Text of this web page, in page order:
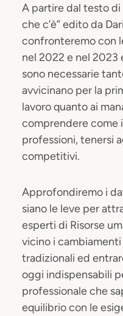
A partire dal testo di
che c’è” edito da
confronteremo con
nel 2022 e nel 2023
sono necessarie
avvicinano per la
lavoro quanto ai
comprendere come
professioni, tenersi
competitivi.
Approfondiremo i
siano le leve per
esperti di Risorse
vicino i
tradizionali ed
oggi indispensabili
professionale che
equilibrio con le